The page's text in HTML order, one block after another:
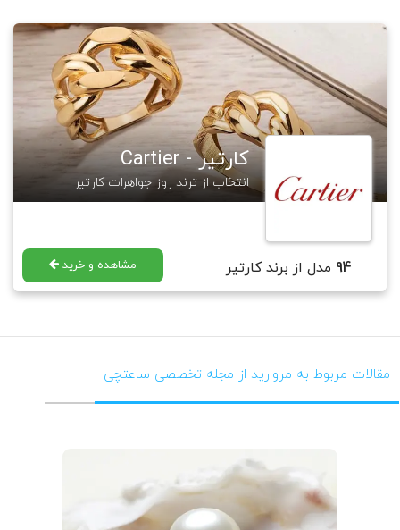
کارتیر - Cartier
انتخاب از ترند روز جواهرات کارتیر
94 مدل از برند کارتیر مشاهده و خرید
مقالات مربوط به مروارید از مجله تخصصی ساعتچی